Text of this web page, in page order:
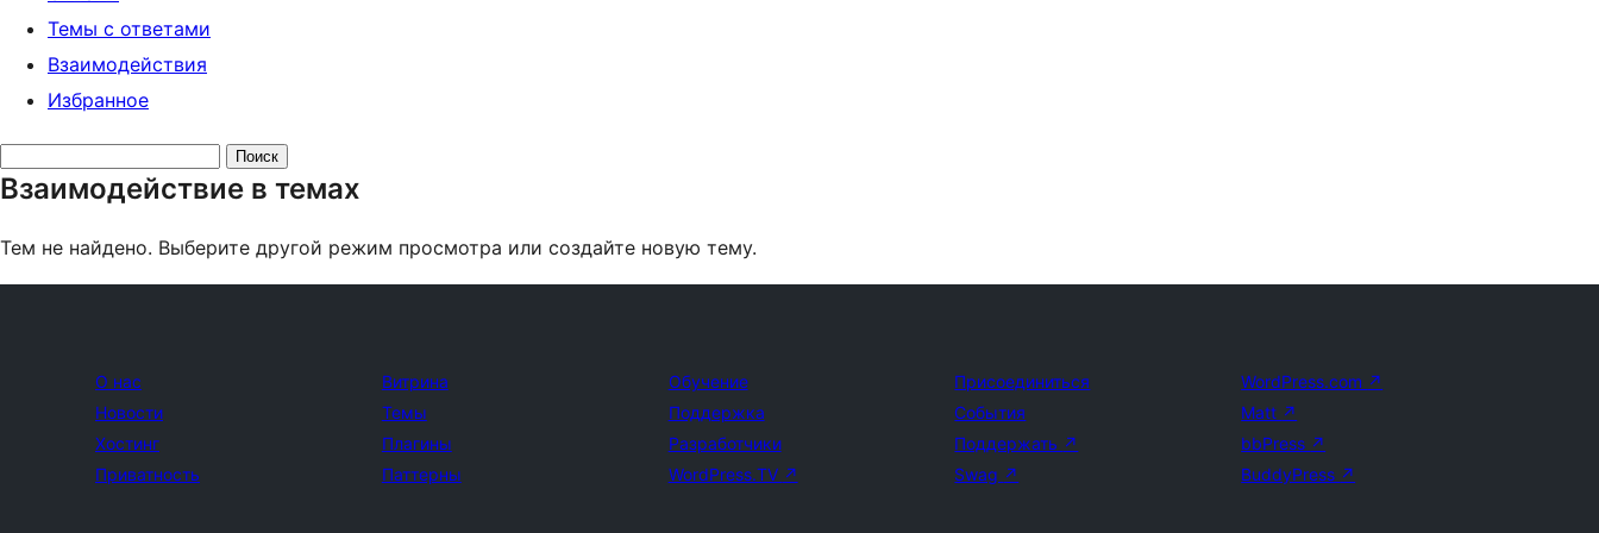
Темы с ответами
Взаимодействия
Избранное
тем:
Взаимодействие в темах
Тем не найдено. Выберите другой режим просмотра или создайте новую тему.
О нас
Новости
Хостинг
Приватность
Витрина
Темы
Плагины
Паттерны
Обучение
Поддержка
Разработчики
WordPress.TV ↗
Присоединиться
События
Поддержать ↗
Swag ↗
WordPress.com ↗
Matt ↗
bbPress ↗
BuddyPress ↗